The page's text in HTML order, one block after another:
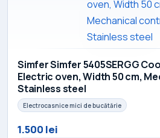
Simfer Simfer 5405SERGG
Electric oven, Width 50 cm,
Stainless steel
Electrocasnice mici de bucătărie
1.500 lei